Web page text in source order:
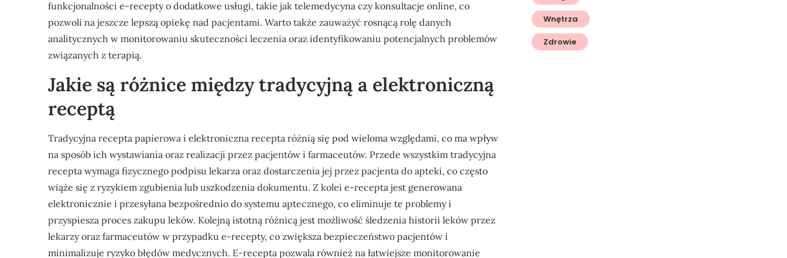
funkcjonalności e-recepty o dodatkowe usługi, takie jak telemedycyna czy konsultacje online, co
pozwoli na jeszcze lepszą opiekę nad pacjentami. Warto także zauważyć rosnącą rolę danych
analitycznych w monitorowaniu skuteczności leczenia oraz identyfikowaniu potencjalnych problemów
związanych z terapią.
Jakie są różnice między tradycyjną a elektroniczną
receptą
Tradycyjna recepta papierowa i elektroniczna recepta różnią się pod wieloma względami, co ma wpływ
na sposób ich wystawiania oraz realizacji przez pacjentów i farmaceutów. Przede wszystkim tradycyjna
recepta wymaga fizycznego podpisu lekarza oraz dostarczenia jej przez pacjenta do apteki, co często
wiąże się z ryzykiem zgubienia lub uszkodzenia dokumentu. Z kolei e-recepta jest generowana
elektronicznie i przesyłana bezpośrednio do systemu aptecznego, co eliminuje te problemy i
przyspiesza proces zakupu leków. Kolejną istotną różnicą jest możliwość śledzenia historii leków przez
lekarzy oraz farmaceutów w przypadku e-recepty, co zwiększa bezpieczeństwo pacjentów i
minimalizuje ryzyko błędów medycznych. E-recepta pozwala również na łatwiejsze monitorowanie
Wnętrza
Zdrowie